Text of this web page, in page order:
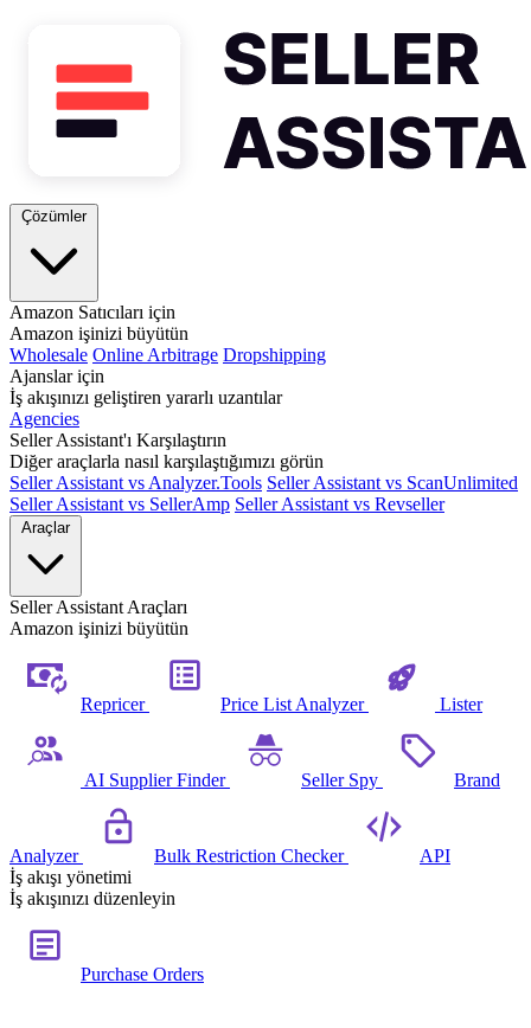
Çözümler
Amazon Satıcıları için
Amazon işinizi büyütün
Wholesale Online Arbitrage Dropshipping
Ajanslar için
İş akışınızı geliştiren yararlı uzantılar
Agencies
Seller Assistant'ı Karşılaştırın
Diğer araçlarla nasıl karşılaştığımızı görün
Seller Assistant vs Analyzer.Tools Seller Assistant vs ScanUnlimited
Seller Assistant vs SellerAmp Seller Assistant vs Revseller
Araçlar
Seller Assistant Araçları
Amazon işinizi büyütün
Repricer Price List Analyzer Lister
AI Supplier Finder Seller Spy Brand
Analyzer Bulk Restriction Checker
API
İş akışı yönetimi
İş akışınızı düzenleyin
Purchase Orders